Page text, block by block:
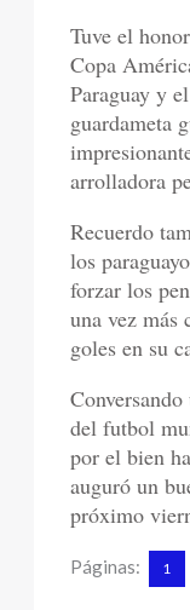
Tuve el
Copa
Paraguay y
guardameta
arrolladora
Recuerdo
los
forzar los
una vez más
goles en su
del futbol
por el bien
auguró un
próximo
Páginas: 1